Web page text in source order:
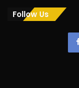
Follow Us